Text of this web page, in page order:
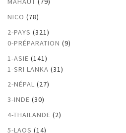
NICO (78)
2-PAYS (321)
0-PRÉPARATION (9)
1-ASIE (141)
1-SRI LANKA (31)
2-NÉPAL (27)
3-INDE (30)
4-THAILANDE (2)
5-LAOS (14)